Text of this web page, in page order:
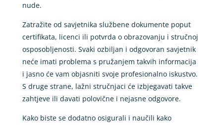
nude.
Zatražite od savjetnika službene dokumente poput
certifikata, licenci ili potvrda o obrazovanju i stručnoj
osposobljenosti. Svaki ozbiljan i odgovoran savjetnik
neće imati problema s pružanjem takvih informacija
i jasno će vam objasniti svoje profesionalno iskustvo.
S druge strane, lažni stručnjaci će izbjegavati takve
zahtjeve ili davati polovične i nejasne odgovore.
Kako biste se dodatno osigurali i naučili kako